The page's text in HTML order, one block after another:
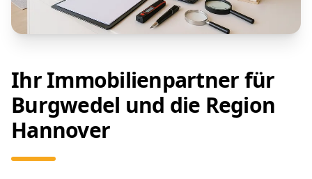
Ihr Immobilienpartner für
Burgwedel und die Region
Hannover